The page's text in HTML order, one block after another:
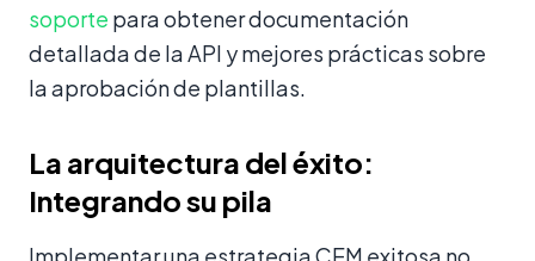
soporte para obtener documentación
detallada de la API y mejores prácticas sobre
la aprobación de plantillas.
La arquitectura del éxito:
Integrando su pila